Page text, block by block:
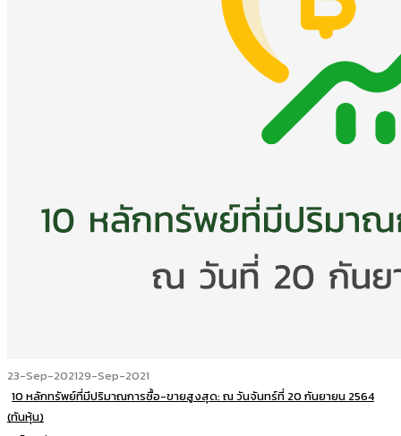
23-Sep-202129-Sep-2021
10 หลักทรัพย์ที่มีปริมาณการซื้อ-ขายสูงสุด: ณ วันจันทร์ที่ 20 กันยายน 2564
(ทันหุ้น)